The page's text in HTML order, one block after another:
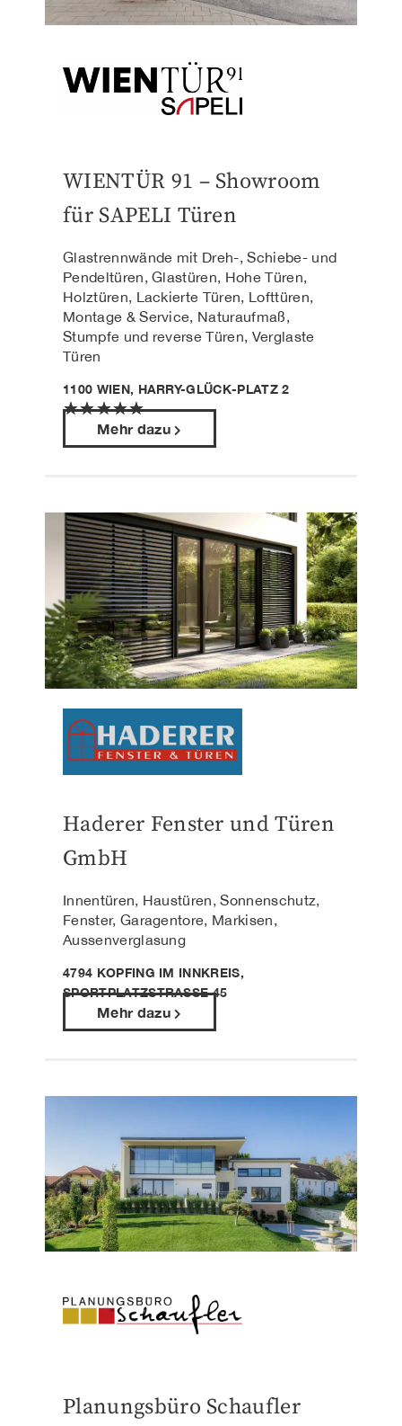
WIENTÜR 91 – Showroom
für SAPELI Türen
Glastrennwände mit Dreh-, Schiebe- und
Pendeltüren, Glastüren, Hohe Türen,
Holztüren, Lackierte Türen, Lofttüren,
Montage & Service, Naturaufmaß,
Stumpfe und reverse Türen, Verglaste
Türen
1100 WIEN, HARRY-GLÜCK-PLATZ 2
★★★★★
Mehr dazu
Haderer Fenster und Türen
GmbH
Innentüren, Haustüren, Sonnenschutz,
Fenster, Garagentore, Markisen,
Aussenverglasung
4794 KOPFING IM INNKREIS,
SPORTPLATZSTRASSE 45
Mehr dazu
Planungsbüro Schaufler